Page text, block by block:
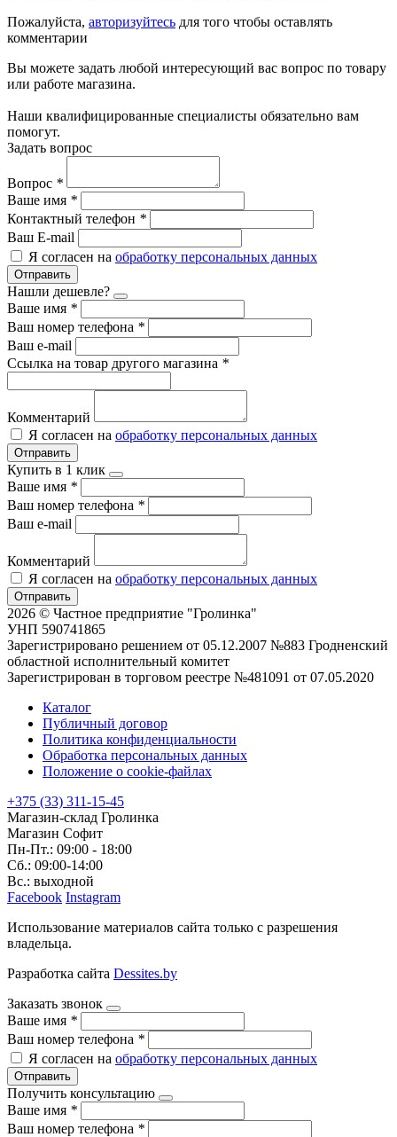
Пожалуйста, авторизуйтесь для того чтобы оставлять
комментарии
Вы можете задать любой интересующий вас вопрос по товару
или работе магазина.
Наши квалифицированные специалисты обязательно вам
помогут.
Задать вопрос
Вопрос *
Ваше имя *
Контактный телефон *
Ваш E-mail
Я согласен на обработку персональных данных
Отправить
Нашли дешевле?
Ваше имя *
Ваш номер телефона *
Ваш e-mail
Ссылка на товар другого магазина *
Комментарий
Я согласен на обработку персональных данных
Отправить
Купить в 1 клик
Ваше имя *
Ваш номер телефона *
Ваш e-mail
Комментарий
Я согласен на обработку персональных данных
Отправить
2026 © Частное предприятие "Гролинка"
УНП 590741865
Зарегистрировано решением от 05.12.2007 №883 Гродненский
областной исполнительный комитет
Зарегистрирован в торговом реестре №481091 от 07.05.2020
Каталог
Публичный договор
Политика конфиденциальности
Обработка персональных данных
Положение о cookie-файлах
+375 (33) 311-15-45
Магазин-склад Гролинка
Магазин Софит
Пн-Пт.: 09:00 - 18:00
Сб.: 09:00-14:00
Вс.: выходной
Facebook Instagram
Использование материалов сайта только с разрешения
владельца.
Разработка сайта Dessites.by
Заказать звонок
Ваше имя *
Ваш номер телефона *
Я согласен на обработку персональных данных
Отправить
Получить консультацию
Ваше имя *
Ваш номер телефона *